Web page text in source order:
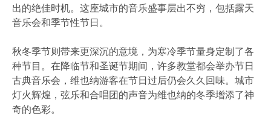
出的绝佳时机。这座城市的音乐盛事层出不穷，包括露天
音乐会和季节性节日。
秋冬季节则带来更深沉的意境，为寒冷季节量身定制了各
种节目。在降临节和圣诞节期间，许多教堂都会举办节日
古典音乐会，维也纳游客在节日过后仍会久久回味。城市
灯火辉煌，弦乐和合唱团的声音为维也纳的冬季增添了神
奇的色彩。